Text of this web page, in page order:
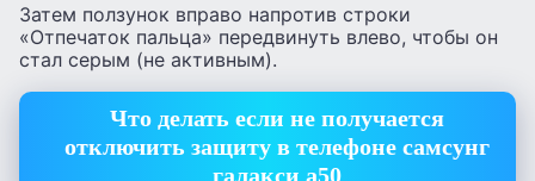
Затем ползунок вправо напротив строки
«Отпечаток пальца» передвинуть влево, чтобы он
стал серым (не активным).
Что делать если не получается
отключить защиту в телефоне самсунг
галакси а50